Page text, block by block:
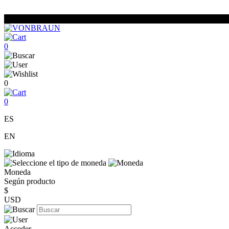
0
0
0
ES
EN
Moneda
Según producto
$
USD